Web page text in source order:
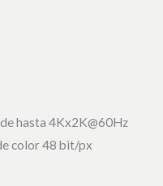
hasta 4Kx2K@60Hz
color 48 bit/px